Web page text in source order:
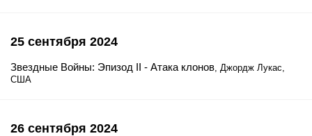
25 сентября 2024
Звездные Войны: Эпизод II - Атака клонов, Джордж Лукас,
США
26 сентября 2024